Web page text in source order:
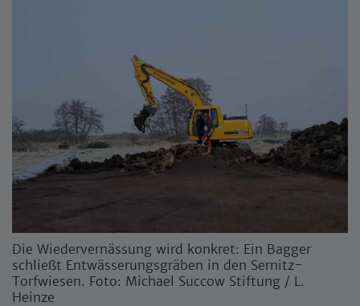
Die Wiedervernässung wird konkret: Ein Bagger
schließt Entwässerungsgräben in den Sernitz-
Torfwiesen. Foto: Michael Succow Stiftung / L.
Heinze